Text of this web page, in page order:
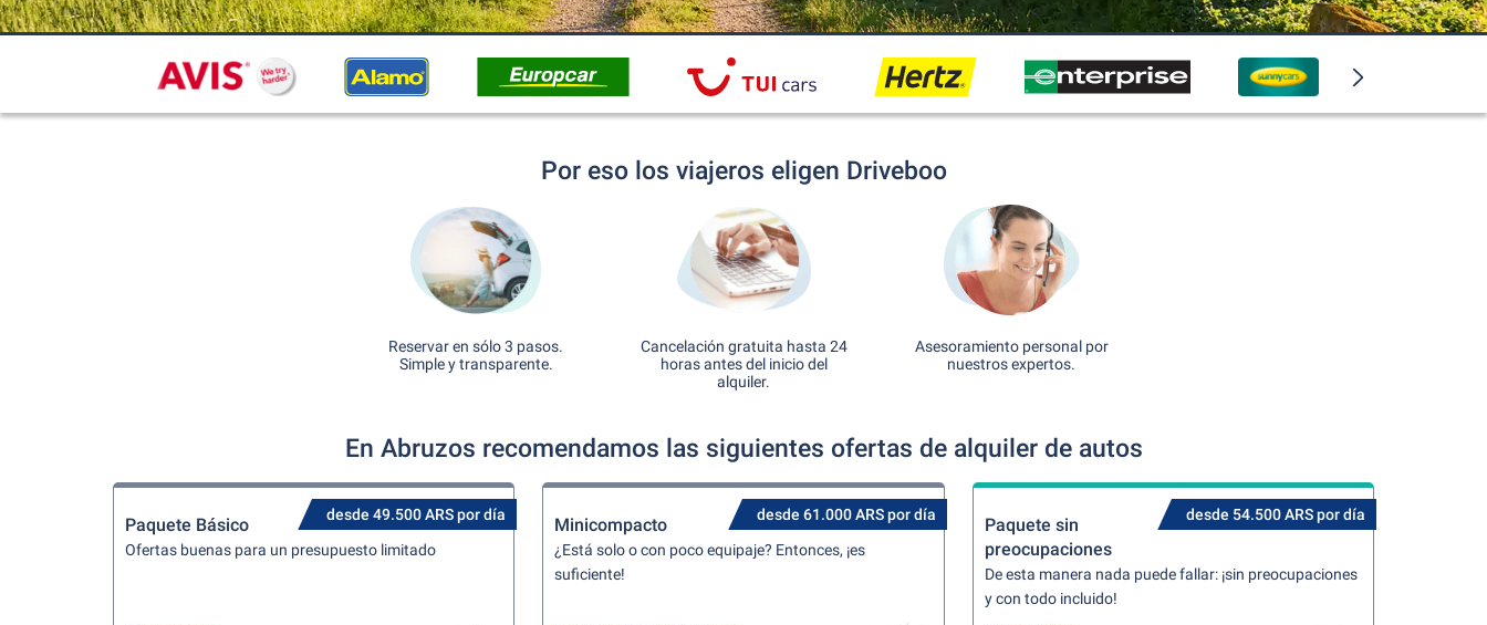
Por eso los viajeros eligen Driveboo
Reservar en sólo 3 pasos.
Simple y transparente.
Cancelación gratuita hasta 24
horas antes del inicio del
alquiler.
Asesoramiento personal por
nuestros expertos.
En Abruzos recomendamos las siguientes ofertas de alquiler de autos
desde 49.500 ARS por día
Paquete Básico
Ofertas buenas para un presupuesto limitado
desde 61.000 ARS por día
Minicompacto
¿Está solo o con poco equipaje? Entonces, ¡es
suficiente!
desde 54.500 ARS por día
Paquete sin
preocupaciones
De esta manera nada puede fallar: ¡sin preocupaciones
y con todo incluido!